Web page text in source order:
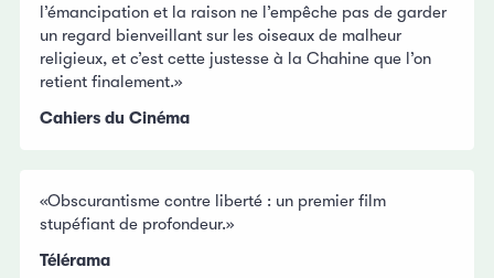
l’émancipation et la raison ne l’empêche pas de garder
un regard bienveillant sur les oiseaux de malheur
religieux, et c’est cette justesse à la Chahine que l’on
retient finalement.»
Cahiers du Cinéma
«Obscurantisme contre liberté : un premier film
stupéfiant de profondeur.»
Télérama